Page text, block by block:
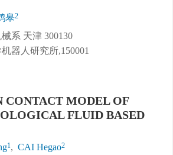
皋2
系 天津 300130
器人研究所,150001
CONTACT MODEL OF
FLUID BASED
1, CAI Hegao2